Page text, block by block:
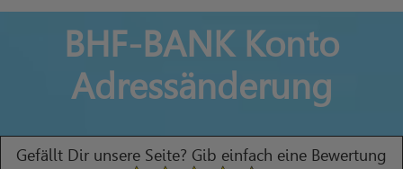
BHF-BANK Konto
Adressänderung
Gefällt Dir unsere Seite? Gib einfach eine Bewertung